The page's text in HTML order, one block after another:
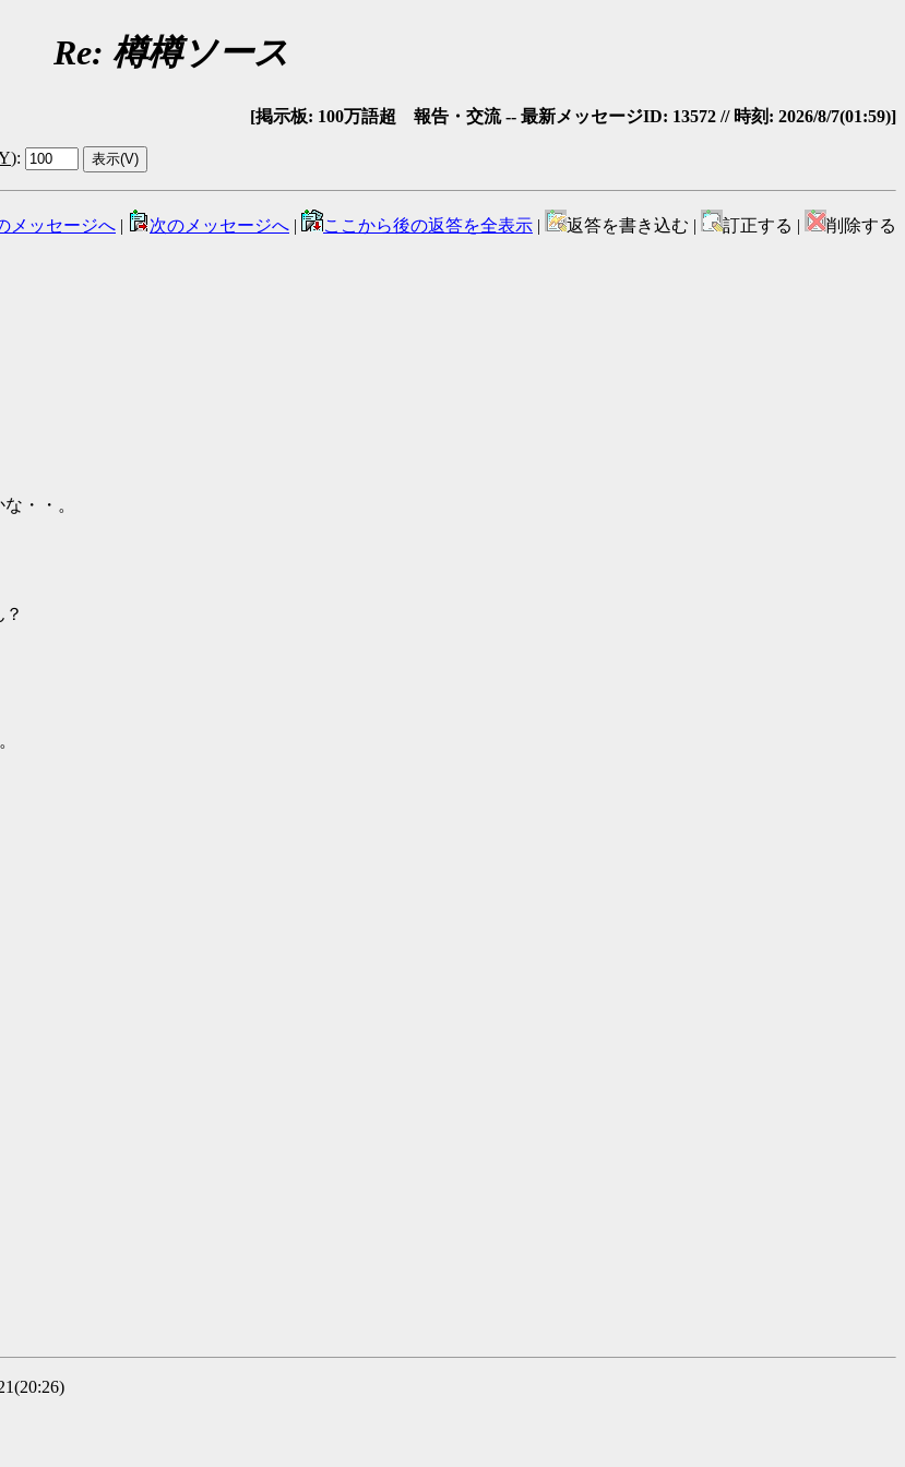
Re: 樽樽ソース
[掲示板: 100万語超 報告・交流 -- 最新メッセージID: 13572 // 時刻: 2026/8/7(01:59)]
):
メッセージへ | 次のメッセージへ | ここから後の返答を全表示 | 返答を書き込む | 訂正する | 削除する
・・。